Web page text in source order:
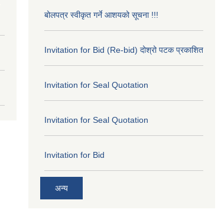
बोलपत्र स्वीकृत गर्ने आशयको सूचना !!!
Invitation for Bid (Re-bid) दोश्रो पटक प्रकाशित
Invitation for Seal Quotation
Invitation for Seal Quotation
Invitation for Bid
अन्य